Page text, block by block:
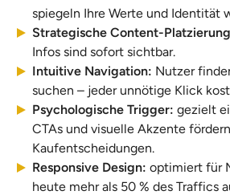
spiegeln Ihre Werte und Identität
Strategische Content-
Infos sind sofort sichtbar.
Intuitive Navigation: Nutzer
suchen – jeder unnötige Klick
Psychologische Trigger: gezielt
CTAs und visuelle Akzente fördern
Kaufentscheidungen.
Responsive Design: optimiert für
heute mehr als 50 % des Traffics